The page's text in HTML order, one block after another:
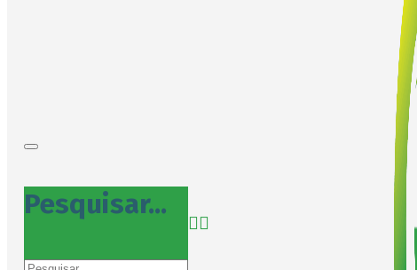
Pesquisar...
Pesquisar